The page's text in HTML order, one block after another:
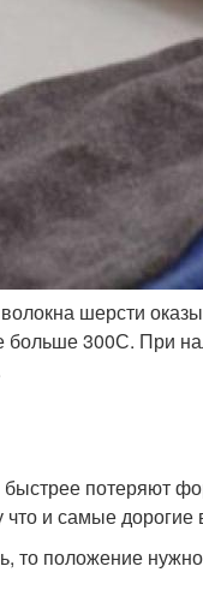
шерсти
больше 300С. При
потеряют
и самые
то положение